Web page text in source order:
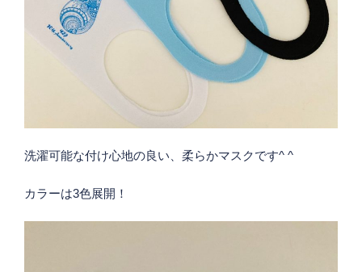
洗濯可能な付け心地の良い、柔らかマスクです^ ^
カラーは3色展開！